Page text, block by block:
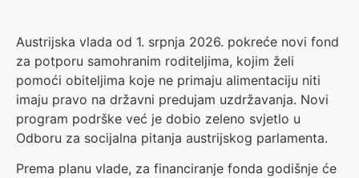
Austrijska vlada od 1. srpnja 2026. pokreće novi fond
za potporu samohranim roditeljima, kojim želi
pomoći obiteljima koje ne primaju alimentaciju niti
imaju pravo na državni predujam uzdržavanja. Novi
program podrške već je dobio zeleno svjetlo u
Odboru za socijalna pitanja austrijskog parlamenta.
Prema planu vlade, za financiranje fonda godišnje će